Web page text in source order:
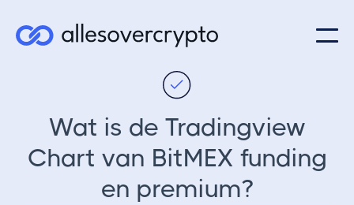
Wat is de Tradingview
Chart van BitMEX funding
en premium?